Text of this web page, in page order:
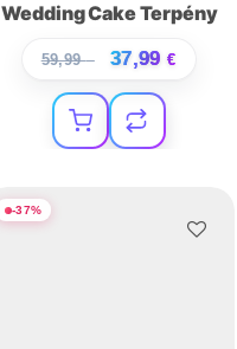
Wedding Cake Terpény
59,99€ 37,99 €
-37%